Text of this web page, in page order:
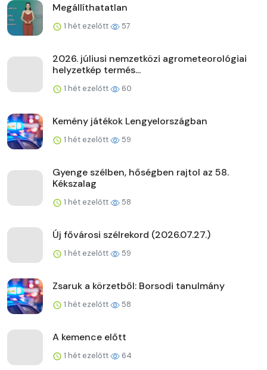
Megállíthatatlan
1 hét ezelőtt 57
2026. júliusi nemzetközi agrometeorológiai
helyzetkép termés...
1 hét ezelőtt 60
Kemény játékok Lengyelországban
1 hét ezelőtt 59
Gyenge szélben, hőségben rajtol az 58.
Kékszalag
1 hét ezelőtt 58
Új fővárosi szélrekord (2026.07.27.)
1 hét ezelőtt 59
Zsaruk a körzetből: Borsodi tanulmány
1 hét ezelőtt 58
A kemence előtt
1 hét ezelőtt 64